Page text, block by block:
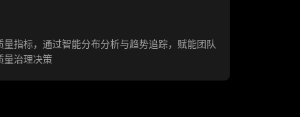
指标，通过智能分布分析与趋势追踪，赋能团队
量治理决策